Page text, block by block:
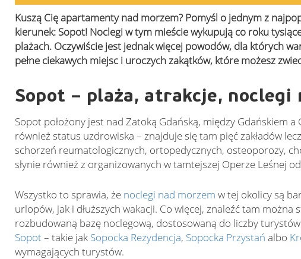
Kuszą Cię apartamenty nad morzem? Pomyśl o jednym z
kierunek: Sopot! Noclegi w tym mieście wykupują co roku
plażach. Oczywiście jest jednak więcej powodów, dla których
pełne ciekawych miejsc i uroczych zakątków, które możesz
Sopot – plaża, atrakcje, noclegi
Sopot położony jest nad Zatoką Gdańską, między Gdańskiem
również status uzdrowiska – znajduje się tam pięć zakładów
schorzeń reumatologicznych, ortopedycznych, osteoporozy,
słynie również z organizowanych w tamtejszej Operze Leśnej
Wszystko to sprawia, że noclegi nad morzem w tej okolicy są
urlopów, jak i dłuższych wakacji. Co więcej, znaleźć tam
rozbudowaną bazę noclegową, dostosowaną do liczby
Sopot– takie jak Sopocka Rezydencja, Sopocka Przystań albo
wymagających turystów.